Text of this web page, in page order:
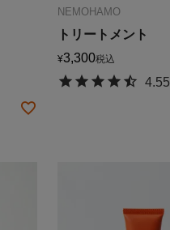
NEMOHAMO
トリートメント
¥3,300税込
4.55